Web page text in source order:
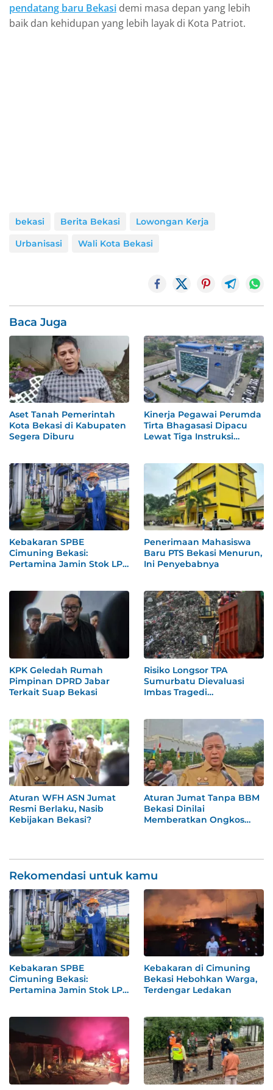
pendatang baru Bekasi demi masa depan yang lebih
baik dan kehidupan yang lebih layak di Kota Patriot.
bekasi Berita Bekasi
Lowongan Kerja
Urbanisasi
Wali Kota Bekasi
Baca Juga
Aset Tanah Pemerintah
Kota Bekasi di Kabupaten
Segera Diburu
Kinerja Pegawai Perumda
Tirta Bhagasasi Dipacu
Lewat Tiga Instruksi
Kebakaran SPBE
Cimuning Bekasi:
Pertamina Jamin Stok LPG
Penerimaan Mahasiswa
Baru PTS Bekasi Menurun,
Ini Penyebabnya
KPK Geledah Rumah
Pimpinan DPRD Jabar
Terkait Suap Bekasi
Risiko Longsor TPA
Sumurbatu Dievaluasi
Imbas Tragedi
Aturan WFH ASN Jumat
Resmi Berlaku, Nasib
Kebijakan Bekasi?
Aturan Jumat Tanpa BBM
Bekasi Dinilai
Memberatkan Ongkos
Rekomendasi untuk kamu
Kebakaran SPBE
Cimuning Bekasi:
Pertamina Jamin Stok LPG
Kebakaran di Cimuning
Bekasi Hebohkan Warga,
Terdengar Ledakan